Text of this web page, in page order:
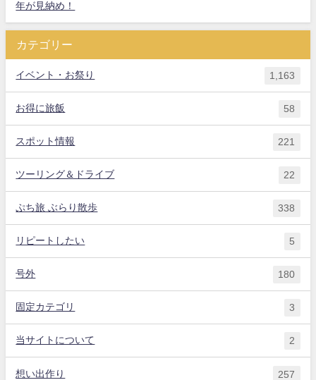
年が見納め！
カテゴリー
イベント・お祭り 1,163
お得に旅飯 58
スポット情報 221
ツーリング＆ドライブ 22
ぷち旅 ぶらり散歩 338
リピートしたい 5
号外 180
固定カテゴリ 3
当サイトについて 2
想い出作り 257